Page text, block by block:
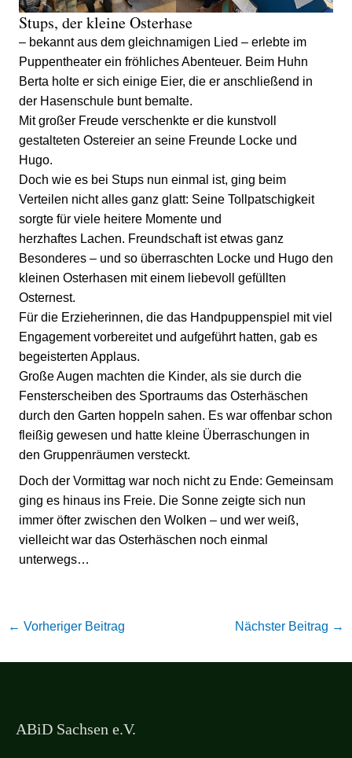
Stups, der kleine Osterhase
– bekannt aus dem gleichnamigen Lied – erlebte im
Puppentheater ein fröhliches Abenteuer. Beim Huhn
Berta holte er sich einige Eier, die er anschließend in
der Hasenschule bunt bemalte.
Mit großer Freude verschenkte er die kunstvoll
gestalteten Ostereier an seine Freunde Locke und
Hugo.
Doch wie es bei Stups nun einmal ist, ging beim
Verteilen nicht alles ganz glatt: Seine Tollpatschigkeit
sorgte für viele heitere Momente und
herzhaftes Lachen. Freundschaft ist etwas ganz
Besonderes – und so überraschten Locke und Hugo den
kleinen Osterhasen mit einem liebevoll gefüllten
Osternest.
Für die Erzieherinnen, die das Handpuppenspiel mit viel
Engagement vorbereitet und aufgeführt hatten, gab es
begeisterten Applaus.
Große Augen machten die Kinder, als sie durch die
Fensterscheiben des Sportraums das Osterhäschen
durch den Garten hoppeln sahen. Es war offenbar schon
fleißig gewesen und hatte kleine Überraschungen in
den Gruppenräumen versteckt.
Doch der Vormittag war noch nicht zu Ende: Gemeinsam
ging es hinaus ins Freie. Die Sonne zeigte sich nun
immer öfter zwischen den Wolken – und wer weiß,
vielleicht war das Osterhäschen noch einmal
unterwegs…
← Vorheriger Beitrag Nächster Beitrag →
ABiD Sachsen e.V.